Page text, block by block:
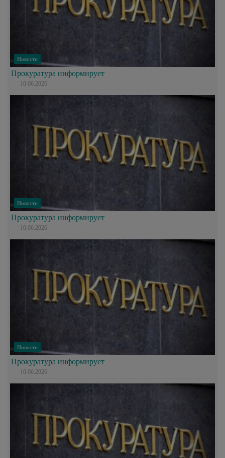
Новости
Прокуратура информирует
10.06.2026
Новости
Прокуратура информирует
10.06.2026
Новости
Прокуратура информирует
10.06.2026